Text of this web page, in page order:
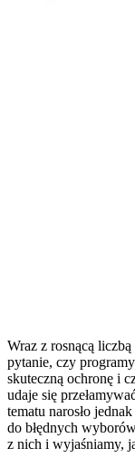
Wraz z rosnącą
pytanie, czy
skuteczną ochronę i
udaje się
tematu narosło
do błędnych
z nich i wyjaśniamy,